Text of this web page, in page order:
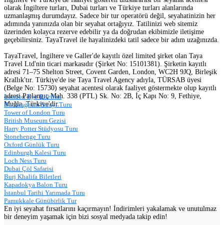
olarak İngiltere turları, Dubai turları ve Türkiye turları alanlarında
uzmanlaşmış durumdayız. Sadece bir tur operatörü değil, seyahatinizin her
adımında yanınızda olan bir seyahat ortağıyız. Tatilinizi web sitemiz
üzerinden kolayca rezerve edebilir ya da doğrudan ekibimizle iletişime
geçebilirsiniz. TayaTravel ile hayalinizdeki tatil sadece bir adım uzağınızda.
TayaTravel, İngiltere ve Galler'de kayıtlı özel limited şirket olan Taya
Travel Ltd'nin ticari markasıdır (Şirket No: 15101381). Şirketin kayıtlı
adresi 71–75 Shelton Street, Covent Garden, London, WC2H 9JQ, Birleşik
Krallık'tır. Türkiye'de ise Taya Travel Agency adıyla, TÜRSAB üyesi
(Belge No: 15730) seyahat acentesi olarak faaliyet göstermekte olup kayıtlı
adresi Patlangıç Mah. 338 (PTL) Sk. No: 2B, İç Kapı No: 9, Fethiye,
Muğla, Türkiye'dir.
London Eye Biletleri
Buckingham Sarayı Turu
Tower of London Turu
British Museum Gezisi
Harry Potter Stüdyosu Turu
Stonehenge Turu
Oxford Günlük Turu
Edinburgh Kalesi Turu
Loch Ness Turu
Dubai Çöl Safarisi
Burj Khalifa Biletleri
Kapadokya Balon Turu
İstanbul Tarihi Yarımada Turu
Pamukkale Günübirlik Tur
En iyi seyahat fırsatlarını kaçırmayın! İndirimleri yakalamak ve unutulmaz
bir deneyim yaşamak için bizi sosyal medyada takip edin!